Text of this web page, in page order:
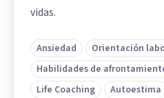
vidas.
Ansiedad Orientación
Habilidades de
Life Coaching
Autoestima